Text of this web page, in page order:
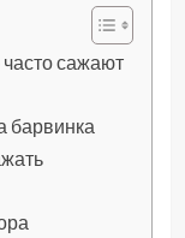
часто сажают
барвинка